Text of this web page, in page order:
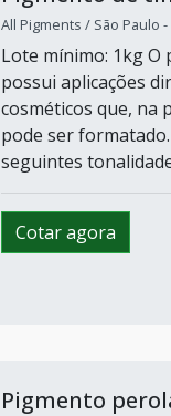
All Pigments / São Paulo -
Lote mínimo: 1kg
possui aplicações
cosméticos que, na
pode ser
seguintes
Cotar agora
Pigmento